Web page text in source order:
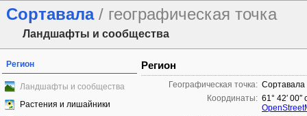
Сортавала / географическая точка
Ландшафты и сообщества
Регион
Ландшафты и сообщества
Растения и лишайники
Регион
Географическая точка: Сортавала
Координаты: 61° 42′